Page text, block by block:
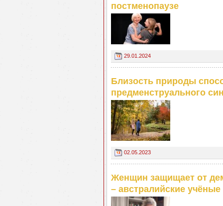
постменопаузе
29.01.2024
Близость природы
предменструального
02.05.2023
Женщин защищает от
– австралийские учёные